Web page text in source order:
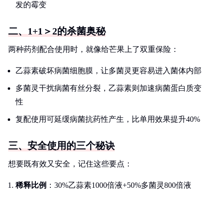
发的霉变
二、1+1＞2的杀菌奥秘
两种药剂配合使用时，就像给芒果上了双重保险：
乙蒜素破坏病菌细胞膜，让多菌灵更容易进入菌体内部
多菌灵干扰病菌有丝分裂，乙蒜素则加速病菌蛋白质变
性
复配使用可延缓病菌抗药性产生，比单用效果提升40%
三、安全使用的三个秘诀
想要既有效又安全，记住这些要点：
稀释比例 ：30%乙蒜素1000倍液+50%多菌灵800倍液